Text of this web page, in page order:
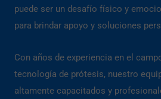
puede ser un desafío físico y
para brindar apoyo y soluciones
Con años de experiencia en el
tecnología de prótesis, nuestro
altamente capacitados y